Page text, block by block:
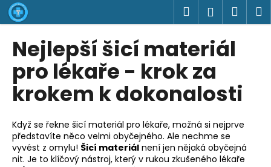
Přejít
na
obsah
Hledat
Nejlepší šicí materiál
pro lékaře - krok za
krokem k dokonalosti
Když se řekne šicí materiál pro lékaře, možná si nejprve
představíte něco velmi obyčejného. Ale nechme se
vyvést z omylu! Šicí materiál není jen nějaká obyčejná
nit. Je to klíčový nástroj, který v rukou zkušeného lékaře
K
o
C
o
p
t
ř
e